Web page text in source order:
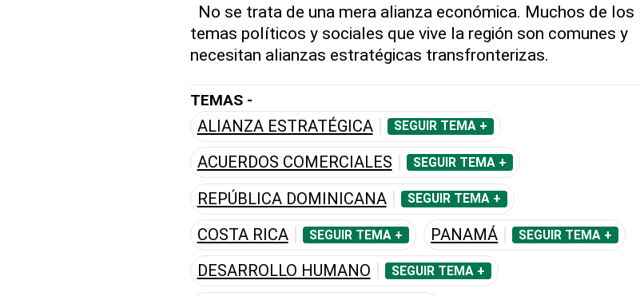
No se trata de una mera alianza económica. Muchos de los
temas políticos y sociales que vive la región son comunes y
necesitan alianzas estratégicas transfronterizas.
TEMAS -
ALIANZA ESTRATÉGICA SEGUIR TEMA +
ACUERDOS COMERCIALES SEGUIR TEMA +
REPÚBLICA DOMINICANA SEGUIR TEMA +
COSTA RICA SEGUIR TEMA + PANAMÁ SEGUIR TEMA +
DESARROLLO HUMANO SEGUIR TEMA +